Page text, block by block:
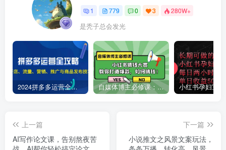
1 779 0 3 280W+
是秃子总会发光
2024拼多多运营全攻略：开店、流量、营销、推广与商品发布技巧（无水印） 自媒体博主必修课：小红书搞钱大赏，教你打造爆款，如何搞钱（11节课）
上一篇
AI写作论文课，告别熬夜苦
下一篇
小说推文之风景文案玩法，